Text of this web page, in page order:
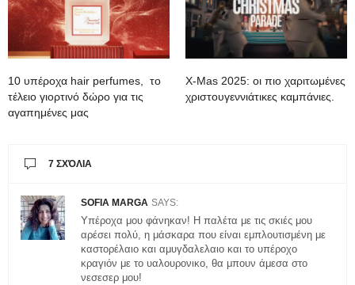
10 υπέροχα hair perfumes, το
τέλειο γιορτινό δώρο για τις
αγαπημένες μας
X-Mas 2025: oι πιο χαριτωμένες
χριστουγεννιάτικες καμπάνιες.
7 ΣΧΌΛΙΑ
SOFIA MARGA SAYS:
Υπέροχα μου φάνηκαν! Η παλέτα με τις σκιές μου
αρέσει πολύ, η μάσκαρα που είναι εμπλουτισμένη με
καστορέλαιο και αμυγδαλελαιο και το υπέροχο
κραγιόν με το υαλουρονικο, θα μπουν άμεσα στο
νεσεσερ μου!